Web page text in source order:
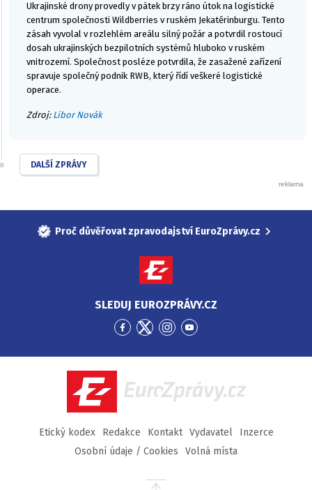
Ukrajinské drony provedly v pátek brzy ráno útok na logistické
centrum společnosti Wildberries v ruském Jekatěrinburgu. Tento
zásah vyvolal v rozlehlém areálu silný požár a potvrdil rostoucí
dosah ukrajinských bezpilotních systémů hluboko v ruském
vnitrozemí. Společnost posléze potvrdila, že zasažené zařízení
spravuje společný podnik RWB, který řídí veškeré logistické
operace.
Zdroj: Libor Novák
DALŠÍ ZPRÁVY
Proč důvěřovat zpravodajství EuroZprávy.cz
SLEDUJ EUROZPRÁVY.CZ
Přejít
Facebook
Přejít
Twitter
Přejít
Instagram
Přejít
YouTube
EuroZprávy.cz
Etický kodex Redakce Kontakt Vydavatel
Inzerce
Osobní údaje / Cookies
Volná místa
Přejít